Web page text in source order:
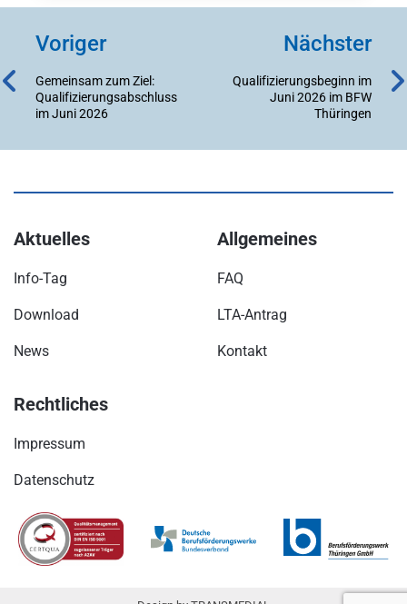
Voriger
Gemeinsam zum Ziel:
Qualifizierungsabschluss
im Juni 2026
Nächster
Qualifizierungsbeginn im
Juni 2026 im BFW
Thüringen
Aktuelles
Info-Tag
Download
News
Allgemeines
FAQ
LTA-Antrag
Kontakt
Rechtliches
Impressum
Datenschutz